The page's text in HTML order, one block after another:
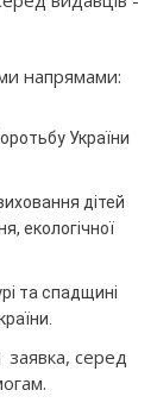
напрямами:
України
дітей
екологічної
та спадщині
заявка, серед